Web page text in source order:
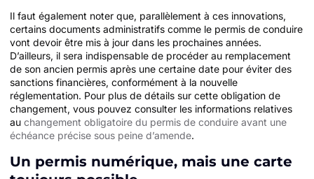
Il faut également noter que, parallèlement à ces innovations,
certains documents administratifs comme le permis de conduire
vont devoir être mis à jour dans les prochaines années.
D’ailleurs, il sera indispensable de procéder au remplacement
de son ancien permis après une certaine date pour éviter des
sanctions financières, conformément à la nouvelle
réglementation. Pour plus de détails sur cette obligation de
changement, vous pouvez consulter les informations relatives
au changement obligatoire du permis de conduire avant une
échéance précise sous peine d’amende.
Un permis numérique, mais une carte